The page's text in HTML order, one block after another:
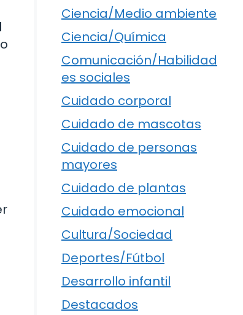
Ciencia/Medio ambiente
Ciencia/Química
Comunicación/Habilidad
es sociales
Cuidado corporal
Cuidado de mascotas
Cuidado de personas
mayores
Cuidado de plantas
Cuidado emocional
Cultura/Sociedad
Deportes/Fútbol
Desarrollo infantil
Destacados